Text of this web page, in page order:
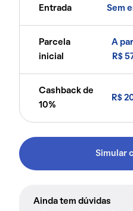
Entrada Sem
Parcela
inicial
A
R$
Cashback de
10%
R$
Simular
Ainda tem dúvidas